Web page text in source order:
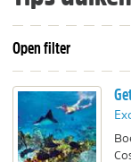
Open filter